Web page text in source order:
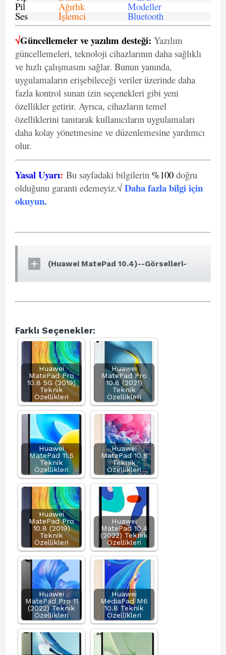
Pil Ağırlık Modeller
Ses İşlemci Bluetooth
√Güncellemeler ve yazılım desteği: Yazılım
güncellemeleri, teknoloji cihazlarının daha sağlıklı
ve hızlı çalışmasını sağlar. Bunun yanında,
uygulamaların erişebileceği veriler üzerinde daha
fazla kontrol sunan izin seçenekleri gibi yeni
özellikler getirir. Ayrıca, cihazların temel
özelliklerini tanıtarak kullanıcıların uygulamaları
daha kolay yönetmesine ve düzenlemesine yardımcı
olur.
Yasal Uyarı: Bu sayfadaki bilgilerin %100 doğru
olduğunu garanti edemeyiz.√ Daha fazla bilgi için
okuyun.
(Huawei MatePad 10.4)--Görselleri-
Farklı Seçenekler:
Huawei
MatePad Pro
10.8 5G (2019)
Teknik
Özellikleri
Huawei
MatePad Pro
10.8 (2021)
Teknik
Özellikleri
Huawei
MatePad 11.5
Teknik
Özellikleri
Huawei
MatePad 10.8
Teknik
Özellikleri
Huawei
MatePad Pro
10.8 (2019)
Teknik
Özellikleri
Huawei
MatePad 10.4
(2022) Teknik
Özellikleri
Huawei
MatePad Pro 11
(2022) Teknik
Özellikleri
Huawei
MediaPad M6
10.8 Teknik
Özellikleri